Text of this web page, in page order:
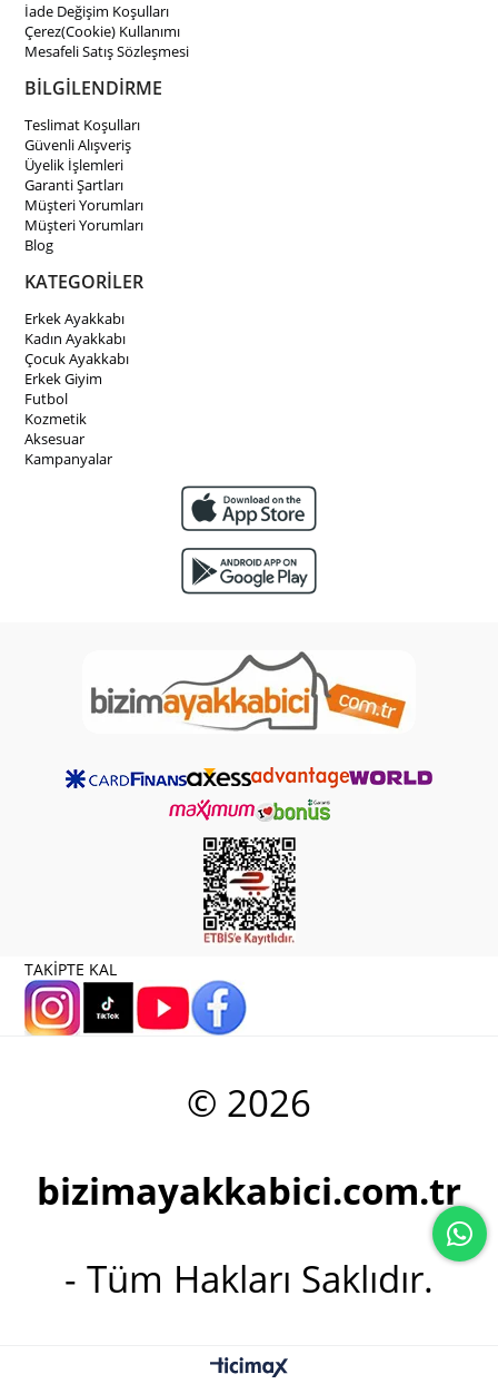
İade Değişim Koşulları
Çerez(Cookie) Kullanımı
Mesafeli Satış Sözleşmesi
BİLGİLENDİRME
Teslimat Koşulları
Güvenli Alışveriş
Üyelik İşlemleri
Garanti Şartları
Müşteri Yorumları
Müşteri Yorumları
Blog
KATEGORİLER
Erkek Ayakkabı
Kadın Ayakkabı
Çocuk Ayakkabı
Erkek Giyim
Futbol
Kozmetik
Aksesuar
Kampanyalar
TAKİPTE KAL
© 2026
bizimayakkabici.com.tr
- Tüm Hakları Saklıdır.